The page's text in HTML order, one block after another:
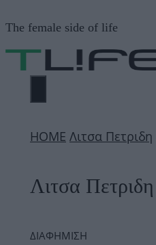
σε
περιεχόμενο
The female side of life
ΜΕΝΟΎ
ΗΟΜΕ Λιτσα Πετριδη
Λιτσα Πετριδη
ΔΙΑΦΗΜΙΣΗ